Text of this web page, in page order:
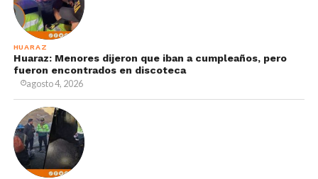
HUARAZ
Huaraz: Menores dijeron que iban a cumpleaños, pero
fueron encontrados en discoteca
agosto 4, 2026